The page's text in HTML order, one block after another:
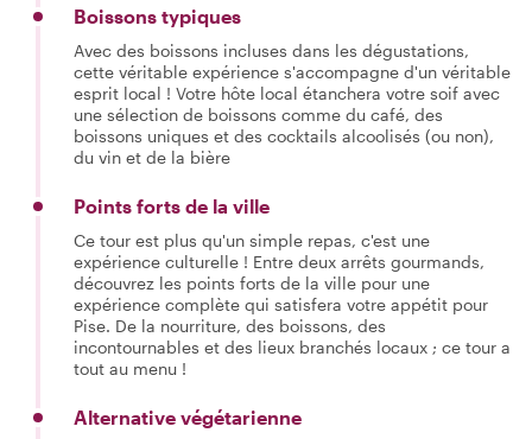
Boissons typiques
Avec des boissons incluses dans les dégustations,
cette véritable expérience s'accompagne d'un véritable
esprit local ! Votre hôte local étanchera votre soif avec
une sélection de boissons comme du café, des
boissons uniques et des cocktails alcoolisés (ou non),
du vin et de la bière
Points forts de la ville
Ce tour est plus qu'un simple repas, c'est une
expérience culturelle ! Entre deux arrêts gourmands,
découvrez les points forts de la ville pour une
expérience complète qui satisfera votre appétit pour
Pise. De la nourriture, des boissons, des
incontournables et des lieux branchés locaux ; ce tour a
tout au menu !
Alternative végétarienne